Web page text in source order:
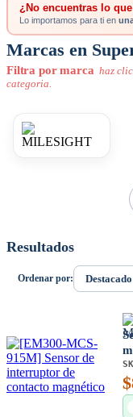
¿No encuentras lo
Lo importamos para ti en
Marcas en
Filtra por marca haz
categoria.
Resultados
Ordenar por:
$